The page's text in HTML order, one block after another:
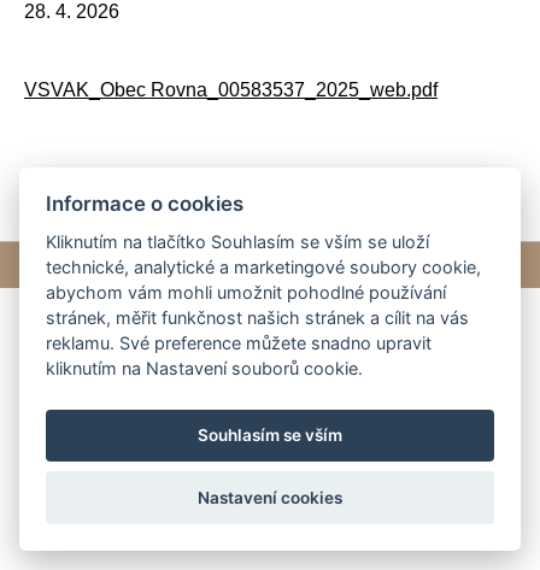
28. 4. 2026
VSVAK_Obec Rovna_00583537_2025_web.pdf
© 2026 eStránky.cz | Tvorba webových stránek
Informace o cookies
Kliknutím na tlačítko Souhlasím se vším se uloží
technické, analytické a marketingové soubory cookie,
abychom vám mohli umožnit pohodlné používání
stránek, měřit funkčnost našich stránek a cílit na vás
reklamu. Své preference můžete snadno upravit
kliknutím na Nastavení souborů cookie.
Souhlasím se vším
Nastavení cookies